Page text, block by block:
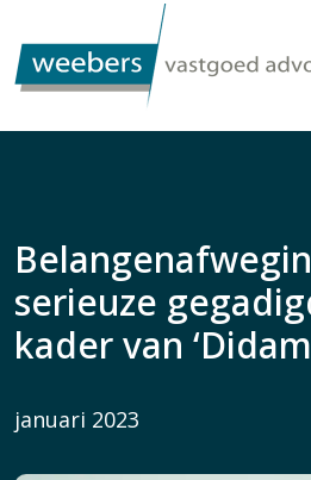
serieuze
kader van
januari 2023